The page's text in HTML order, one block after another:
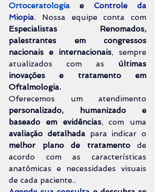
Ortoceratologia e Controle da
Miopia.
Especialistas Renomados,
palestrantes em congressos
nacionais e internacionais, sempre
atualizados com as últimas
inovações e tratamento em
Oftalmologia.
personalizado, humanizado e
baseado em evidências
avaliação detalhada
melhor plano de tratamento de
acordo com as características
anatômicas e necessidades visuais
de cada paciente..